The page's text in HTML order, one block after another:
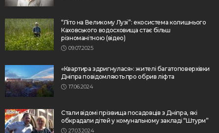
“Літо на Великому Лузі”: екосистема колишнього
Каховського водосховища стає більш
різноманітною (відео)
09.07.2025
«Квартира здригнулася»: жителі багатоповерхівки
Дніпра повідомляють про обрив ліфта
17.06.2024
Стали відомі прізвища посадовців з Дніпра, які
обкрадали дітей у комунальному закладі “Штурм”
27.03.2024